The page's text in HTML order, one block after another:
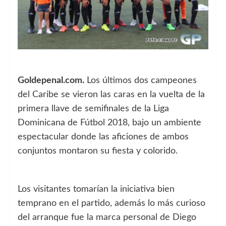
Goldepenal.com. Los últimos dos campeones
del Caribe se vieron las caras en la vuelta de la
primera llave de semifinales de la Liga
Dominicana de Fútbol 2018, bajo un ambiente
espectacular donde las aficiones de ambos
conjuntos montaron su fiesta y colorido.
Los visitantes tomarían la iniciativa bien
temprano en el partido, además lo más curioso
del arranque fue la marca personal de Diego